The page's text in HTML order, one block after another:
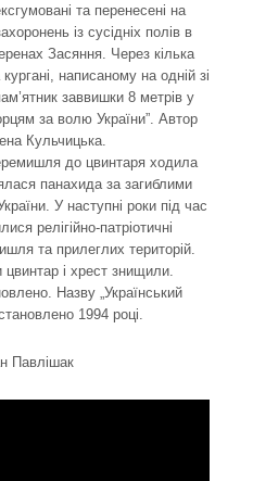
та перенесені на
із сусідніх полів в
Засяння. Через кілька
написаному на одній зі
заввишки 8 метрів у
за волю України”. Автор
Кульчицька.
до цвинтаря ходила
панахида за загиблими
У наступні роки під час
релігійно-патріотичні
та прилеглих територій.
цвинтар і хрест знищили.
Назву „Український
1994 році.
Павлішак